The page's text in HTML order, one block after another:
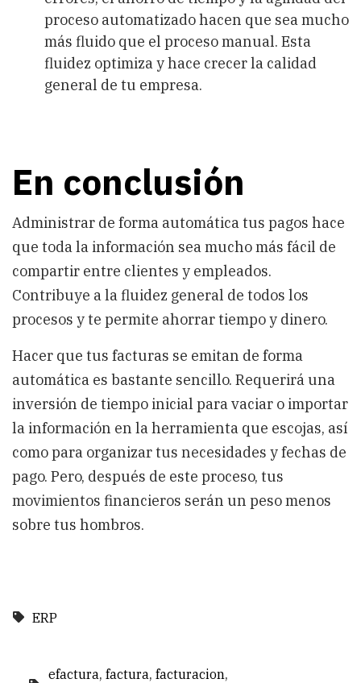
proceso automatizado hacen que sea mucho
más fluido que el proceso manual. Esta
fluidez optimiza y hace crecer la calidad
general de tu empresa.
En conclusión
Administrar de forma automática tus pagos hace
que toda la información sea mucho más fácil de
compartir entre clientes y empleados.
Contribuye a la fluidez general de todos los
procesos y te permite ahorrar tiempo y dinero.
Hacer que tus facturas se emitan de forma
automática es bastante sencillo. Requerirá una
inversión de tiempo inicial para vaciar o importar
la información en la herramienta que escojas, así
como para organizar tus necesidades y fechas de
pago. Pero, después de este proceso, tus
movimientos financieros serán un peso menos
sobre tus hombros.
ERP
efactura factura facturacion